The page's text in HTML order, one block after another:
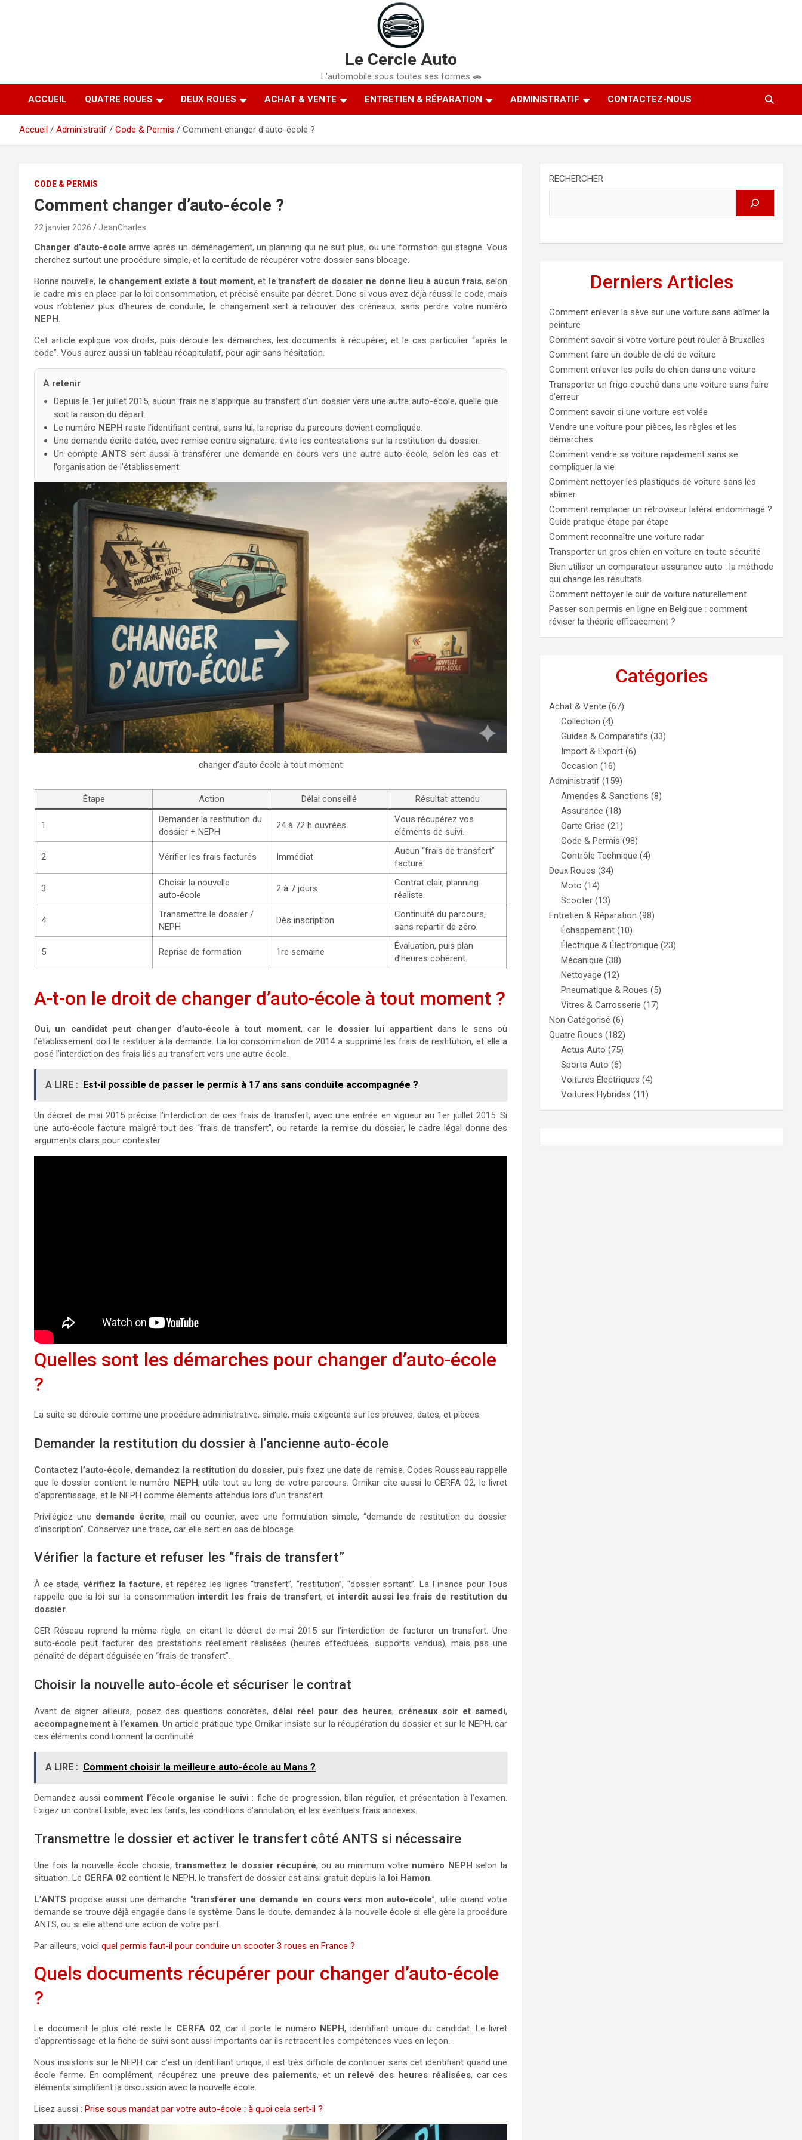
Le Cercle Auto
L'automobile sous toutes ses formes 🚗
ACCUEIL QUATRE ROUES DEUX ROUES ACHAT & VENTE ENTRETIEN & RÉPARATION ADMINISTRATIF CONTACTEZ-NOUS
Accueil Administratif Code & Permis Comment changer d’auto-école ?
CODE & PERMIS
Comment changer d’auto-école ?
22 janvier 2026 JeanCharles
Changer d’auto‑école arrive après un déménagement, un planning qui ne suit plus, ou une formation qui stagne. Vous
cherchez surtout une procédure simple, et la certitude de récupérer votre dossier sans blocage.
Bonne nouvelle, le changement existe à tout moment, et le transfert de dossier ne donne lieu à aucun frais, selon
le cadre mis en place par la loi consommation, et précisé ensuite par décret. Donc si vous avez déjà réussi le code, mais
vous n’obtenez plus d’heures de conduite, le changement sert à retrouver des créneaux, sans perdre votre numéro
NEPH.
Cet article explique vos droits, puis déroule les démarches, les documents à récupérer, et le cas particulier “après le
code”. Vous aurez aussi un tableau récapitulatif, pour agir sans hésitation.
À retenir
Depuis le 1er juillet 2015, aucun frais ne s’applique au transfert d’un dossier vers une autre auto-école, quelle que
soit la raison du départ.
Le numéro NEPH reste l’identifiant central, sans lui, la reprise du parcours devient compliquée.
Une demande écrite datée, avec remise contre signature, évite les contestations sur la restitution du dossier.
Un compteANTS sert aussi à transférer une demande en cours vers une autre auto-école, selon les cas et
l’organisation de l’établissement.
changer d’auto école à tout moment
Étape Action Délai conseillé Résultat attendu
1
Demander la restitution du
dossier + NEPH
24 à 72 h ouvrées
Vous récupérez vos
éléments de suivi.
2 Vérifier les frais facturés Immédiat
Aucun “frais de transfert”
facturé.
3
Choisir la nouvelle
auto‑école
2 à 7 jours
Contrat clair, planning
réaliste.
4
Transmettre le dossier /
NEPH
Dès inscription
Continuité du parcours,
sans repartir de zéro.
5 Reprise de formation 1re semaine
Évaluation, puis plan
d’heures cohérent.
A-t-on le droit de changer d’auto-école à tout moment ?
Oui, un candidat peut changer d’auto‑école à tout moment, car le dossier lui appartientdans le sens où
l’établissement doit le restituer à la demande. La loi consommation de 2014 a supprimé les frais de restitution, et elle a
posé l’interdiction des frais liés au transfert vers une autre école.
A LIRE : Est-il possible de passer le permis à 17 ans sans conduite accompagnée ?
Un décret de mai 2015 précise l’interdiction de ces frais de transfert, avec une entrée en vigueur au 1er juillet 2015. Si
une auto‑école facture malgré tout des “frais de transfert”, ou retarde la remise du dossier, le cadre légal donne des
arguments clairs pour contester.
Quelles sont les démarches pour changer d’auto-école
?
La suite se déroule comme une procédure administrative, simple, mais exigeante sur les preuves, dates, et pièces.
Demander la restitution du dossier à l’ancienne auto‑école
Contactez l’auto‑école, demandez la restitution du dossier, puis fixez une date de remise. Codes Rousseau rappelle
que le dossier contient le numéro NEPH, utile tout au long de votre parcours. Ornikar cite aussi le CERFA 02, le livret
d’apprentissage, et le NEPH comme éléments attendus lors d’un transfert.
Privilégiez une demande écrite, mail ou courrier, avec une formulation simple, “demande de restitution du dossier
d’inscription”. Conservez une trace, car elle sert en cas de blocage.
Vérifier la facture et refuser les “frais de transfert”
À ce stade,vérifiez la facture, et repérez les lignes “transfert”, “restitution”, “dossier sortant”. La Finance pour Tous
rappelle que la loi sur la consommation interdit les frais de transfert, et interdit aussi les frais de restitution du
dossier.
CER Réseau reprend la même règle, en citant le décret de mai 2015 sur l’interdiction de facturer un transfert. Une
auto‑école peut facturer des prestations réellement réalisées (heures effectuées, supports vendus), mais pas une
pénalité de départ déguisée en “frais de transfert”.
Choisir la nouvelle auto‑école et sécuriser le contrat
Avant de signer ailleurs, posez des questions concrètes, délai réel pour des heures, créneaux soir et samedi,
accompagnement à l’examen. Un article pratique type Ornikar insiste sur la récupération du dossier et sur le NEPH, car
ces éléments conditionnent la continuité.
A LIRE : Comment choisir la meilleure auto-école au Mans ?
Demandez aussi comment l’école organise le suivi : fiche de progression, bilan régulier, et présentation à l’examen.
Exigez un contrat lisible, avec les tarifs, les conditions d’annulation, et les éventuels frais annexes.
Transmettre le dossier et activer le transfert côté ANTS si nécessaire
Une fois la nouvelle école choisie,transmettez le dossier récupéré, ou au minimum votre numéro NEPH selon la
situation. Le CERFA 02 contient le NEPH, le transfert de dossier est ainsi gratuit depuis la loi Hamon.
L’ANTS propose aussi une démarche “transférer une demande en cours vers mon auto‑école”, utile quand votre
demande se trouve déjà engagée dans le système. Dans le doute, demandez à la nouvelle école si elle gère la procédure
ANTS, ou si elle attend une action de votre part.
Par ailleurs, voici quel permis faut-il pour conduire un scooter 3 roues en France ?
Quels documents récupérer pour changer d’auto-école
?
Le document le plus cité reste le CERFA 02, car il porte le numéro NEPH, identifiant unique du candidat. Le livret
d’apprentissage et la fiche de suivi sont aussi importants car ils retracent les compétences vues en leçon.
Nous insistons sur le NEPH car c’est un identifiant unique, il est très difficile de continuer sans cet identifiant quand une
école ferme. En complément, récupérez une preuve des paiements, et un relevé des heures réalisées, car ces
éléments simplifient la discussion avec la nouvelle école.​
Lisez aussi : Prise sous mandat par votre auto-école : à quoi cela sert-il ?
RECHERCHER
Derniers Articles
Comment enlever la sève sur une voiture sans abîmer la
peinture
Comment savoir si votre voiture peut rouler à Bruxelles
Comment faire un double de clé de voiture
Comment enlever les poils de chien dans une voiture
Transporter un frigo couché dans une voiture sans faire
d’erreur
Comment savoir si une voiture est volée
Vendre une voiture pour pièces, les règles et les
démarches
Comment vendre sa voiture rapidement sans se
compliquer la vie
Comment nettoyer les plastiques de voiture sans les
abîmer
Comment remplacer un rétroviseur latéral endommagé ?
Guide pratique étape par étape
Comment reconnaître une voiture radar
Transporter un gros chien en voiture en toute sécurité
Bien utiliser un comparateur assurance auto : la méthode
qui change les résultats
Comment nettoyer le cuir de voiture naturellement
Passer son permis en ligne en Belgique : comment
réviser la théorie efficacement ?
Catégories
Achat & Vente (67)
Collection (4)
Guides & Comparatifs (33)
Import & Export (6)
Occasion (16)
Administratif (159)
Amendes & Sanctions (8)
Assurance (18)
Carte Grise (21)
Code & Permis (98)
Contrôle Technique (4)
Deux Roues (34)
Moto (14)
Scooter (13)
Entretien & Réparation (98)
Échappement (10)
Électrique & Électronique (23)
Mécanique (38)
Nettoyage (12)
Pneumatique & Roues (5)
Vitres & Carrosserie (17)
Non Catégorisé (6)
Quatre Roues (182)
Actus Auto (75)
Sports Auto (6)
Voitures Électriques (4)
Voitures Hybrides (11)